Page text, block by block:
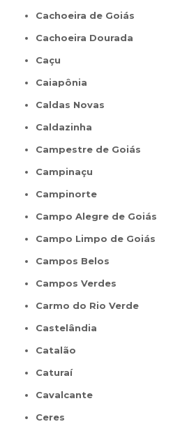
Cachoeira de Goiás
Cachoeira Dourada
Caçu
Caiapônia
Caldas Novas
Caldazinha
Campestre de Goiás
Campinaçu
Campinorte
Campo Alegre de Goiás
Campo Limpo de Goiás
Campos Belos
Campos Verdes
Carmo do Rio Verde
Castelândia
Catalão
Caturaí
Cavalcante
Ceres